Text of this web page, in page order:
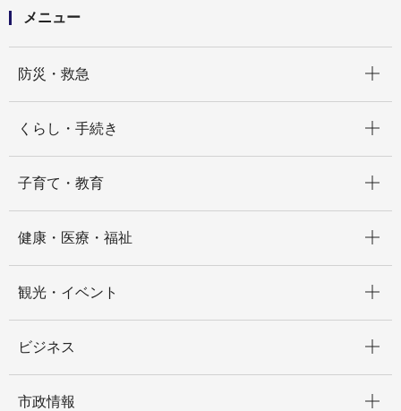
メニュー
防災・救急
くらし・手続き
子育て・教育
健康・医療・福祉
観光・イベント
ビジネス
市政情報